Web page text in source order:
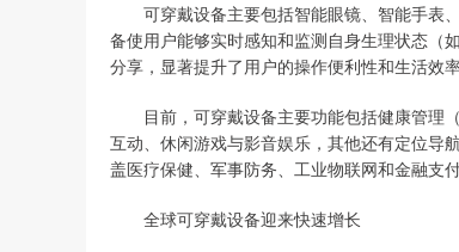
可穿戴设备主要包括智能眼镜、智能手表
备使用户能够实时感知和监测自身生理状态（
分享，显著提升了用户的操作便利性和生活效率
目前，可穿戴设备主要功能包括健康管理
互动、休闲游戏与影音娱乐，其他还有定位导
盖医疗保健、军事防务、工业物联网和金融支
全球可穿戴设备迎来快速增长